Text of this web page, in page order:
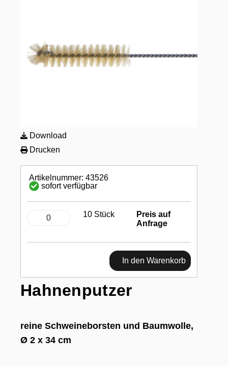
Download
Drucken
Hahnenputzer
reine Schweineborsten und Baumwolle,
Ø 2 x 34 cm
Artikelnummer: 43526
sofort verfügbar
10 Stück
Preis auf
Anfrage
In den Warenkorb